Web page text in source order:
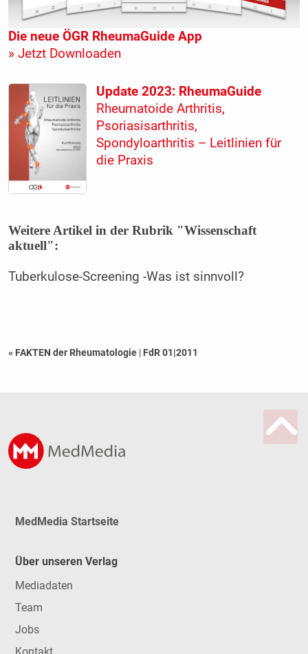
Die neue ÖGR RheumaGuide App
» Jetzt Downloaden
Update 2023: RheumaGuide
Rheumatoide Arthritis,
Psoriasisarthritis,
Spondyloarthritis – Leitlinien für
die Praxis
Weitere Artikel in der Rubrik "Wissenschaft
aktuell":
Tuberkulose-Screening -Was ist sinnvoll?
« FAKTEN der Rheumatologie | FdR 01|2011
MedMedia Startseite
Über unseren Verlag
Mediadaten
Team
Jobs
Kontakt